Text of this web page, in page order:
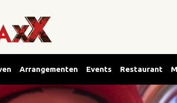
Arrangementen Events Restaurant